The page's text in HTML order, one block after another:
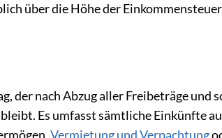
über die Höhe der
der nach Abzug aller Freibeträge und
Es umfasst sämtliche Einkünfte
Vermietung und Verpachtung